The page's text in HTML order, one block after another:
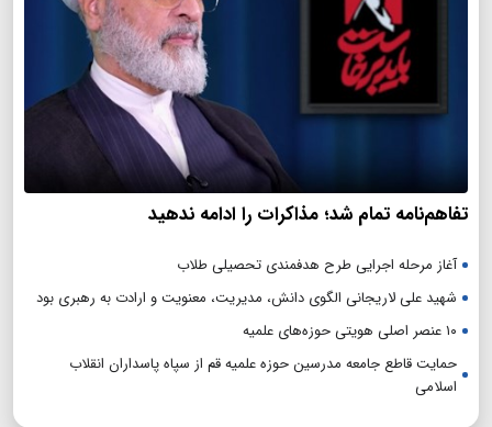
تفاهم‌نامه تمام شد؛ مذاکرات را ادامه ندهید
آغاز مرحله اجرایی طرح هدفمندی تحصیلی طلاب
شهید علی لاریجانی الگوی دانش، مدیریت، معنویت و ارادت به رهبری بود
۱۰ عنصر اصلی هویتی حوزه‌های علمیه
حمایت قاطع جامعه مدرسین حوزه علمیه قم از سپاه پاسداران انقلاب
اسلامی